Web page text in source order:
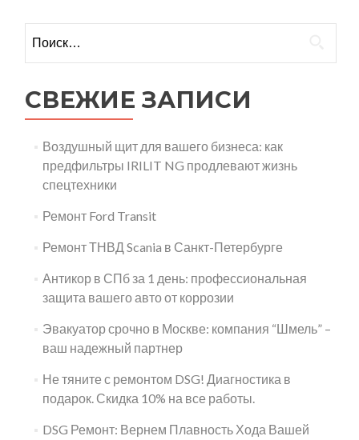
СВЕЖИЕ ЗАПИСИ
Воздушный щит для вашего бизнеса: как
предфильтры IRILIT NG продлевают жизнь
спецтехники
Ремонт Ford Transit
Ремонт ТНВД Scania в Санкт-Петербурге
Антикор в СПб за 1 день: профессиональная
защита вашего авто от коррозии
Эвакуатор срочно в Москве: компания “Шмель” –
ваш надежный партнер
Не тяните с ремонтом DSG! Диагностика в
подарок. Скидка 10% на все работы.
DSG Ремонт: Вернем Плавность Хода Вашей